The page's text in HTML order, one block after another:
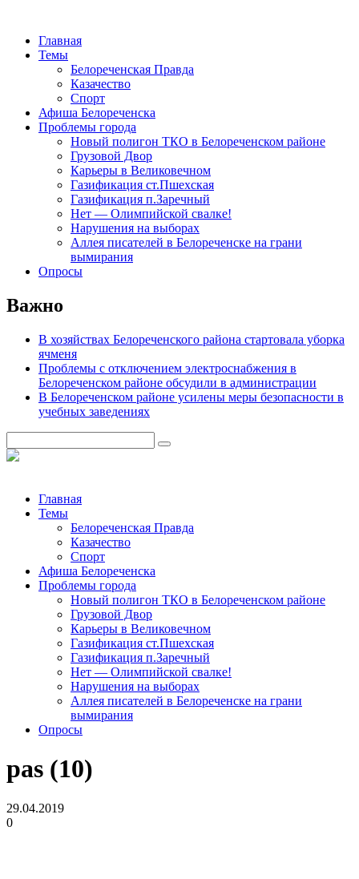
Главная
Темы
Белореченская Правда
Казачество
Спорт
Афиша Белореченска
Проблемы города
Новый полигон ТКО в Белореченском районе
Грузовой Двор
Карьеры в Великовечном
Газификация ст.Пшехская
Газификация п.Заречный
Нет — Олимпийской свалке!
Нарушения на выборах
Аллея писателей в Белореченске на грани
вымирания
Опросы
Важно
В хозяйствах Белореченского района стартовала уборка
ячменя
Проблемы с отключением электроснабжения в
Белореченском районе обсудили в администрации
В Белореченском районе усилены меры безопасности в
учебных заведениях
Главная
Темы
Белореченская Правда
Казачество
Спорт
Афиша Белореченска
Проблемы города
Новый полигон ТКО в Белореченском районе
Грузовой Двор
Карьеры в Великовечном
Газификация ст.Пшехская
Газификация п.Заречный
Нет — Олимпийской свалке!
Нарушения на выборах
Аллея писателей в Белореченске на грани
вымирания
Опросы
pas (10)
29.04.2019
0